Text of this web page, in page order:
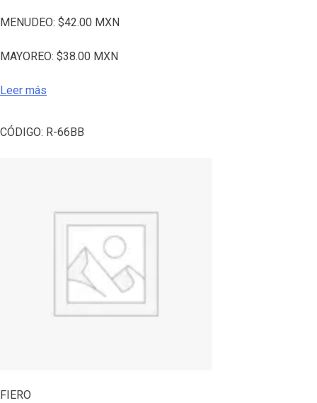
MENUDEO: $42.00 MXN
MAYOREO: $38.00 MXN
Leer más
CÓDIGO: R-66BB
FIERO